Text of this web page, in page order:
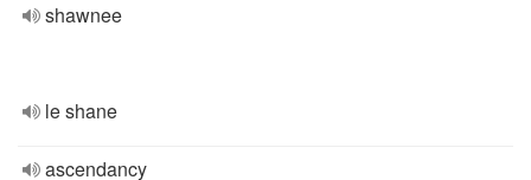
shawnee
le shane
ascendancy